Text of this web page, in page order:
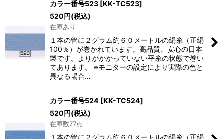
カラー番号523 [KK-TC523]
520円(税込)
在庫あり
１本の管に２グラム約６０メートルの絹糸（正絹
100％）が巻かれています。高品質、安心の日本
製です。よりがかかっていない平糸の状態で巻い
てあります。 ※モニターの設定により実際の色と
異なる場合…
カラー番号524 [KK-TC524]
520円(税込)
在庫数77点
１本の管に２グラム約６０メートルの絹糸（正絹